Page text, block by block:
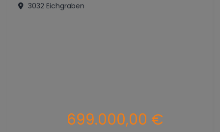
3032 Eichgraben
699.000,00 €